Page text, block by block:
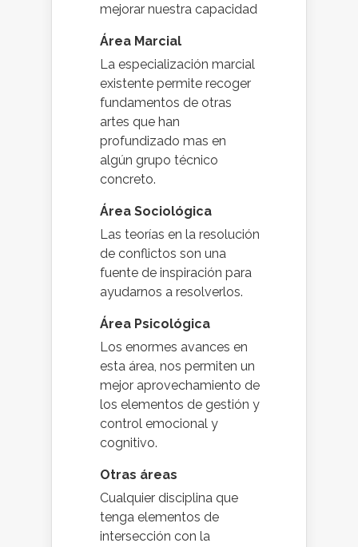
mejorar nuestra capacidad
Área Marcial
La especialización marcial
existente permite recoger
fundamentos de otras
artes que han
profundizado mas en
algún grupo técnico
concreto.
Área Sociológica
Las teorías en la resolución
de conflictos son una
fuente de inspiración para
ayudarnos a resolverlos.
Área Psicológica
Los enormes avances en
esta área, nos permiten un
mejor aprovechamiento de
los elementos de gestión y
control emocional y
cognitivo.
Otras áreas
Cualquier disciplina que
tenga elementos de
intersección con la